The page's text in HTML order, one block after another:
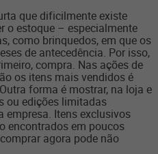
que dificilmente existe
o estoque – especialmente
como brinquedos, em que os
de antecedência. Por isso,
compra. Nas ações de
os itens mais vendidos é
forma é mostrar, na loja e
ou edições limitadas
empresa. Itens exclusivos
encontrados em poucos
agora pode não